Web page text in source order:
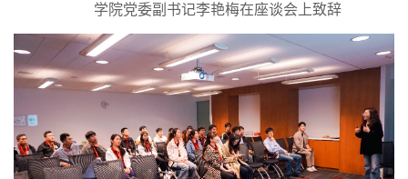
学院党委副书记李艳梅在座谈会上致辞